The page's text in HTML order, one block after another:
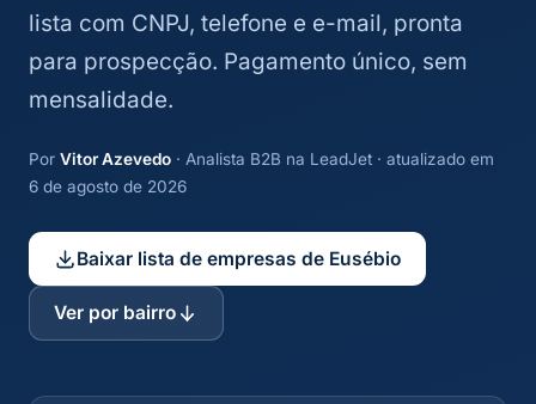
lista com CNPJ, telefone e e-mail, pronta
para prospecção. Pagamento único, sem
mensalidade.
Por Vitor Azevedo · Analista B2B na LeadJet · atualizado em
6 de agosto de 2026
Baixar lista de empresas de Eusébio
Ver por bairro